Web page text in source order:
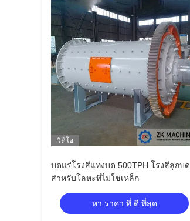
วิดีโอ
บดแร่โรงสีแท่งบด 500TPH โรงสีลูกบด
สำหรับโลหะที่ไม่ใช่เหล็ก
หา ราคา ที่ ดี ที่สุด